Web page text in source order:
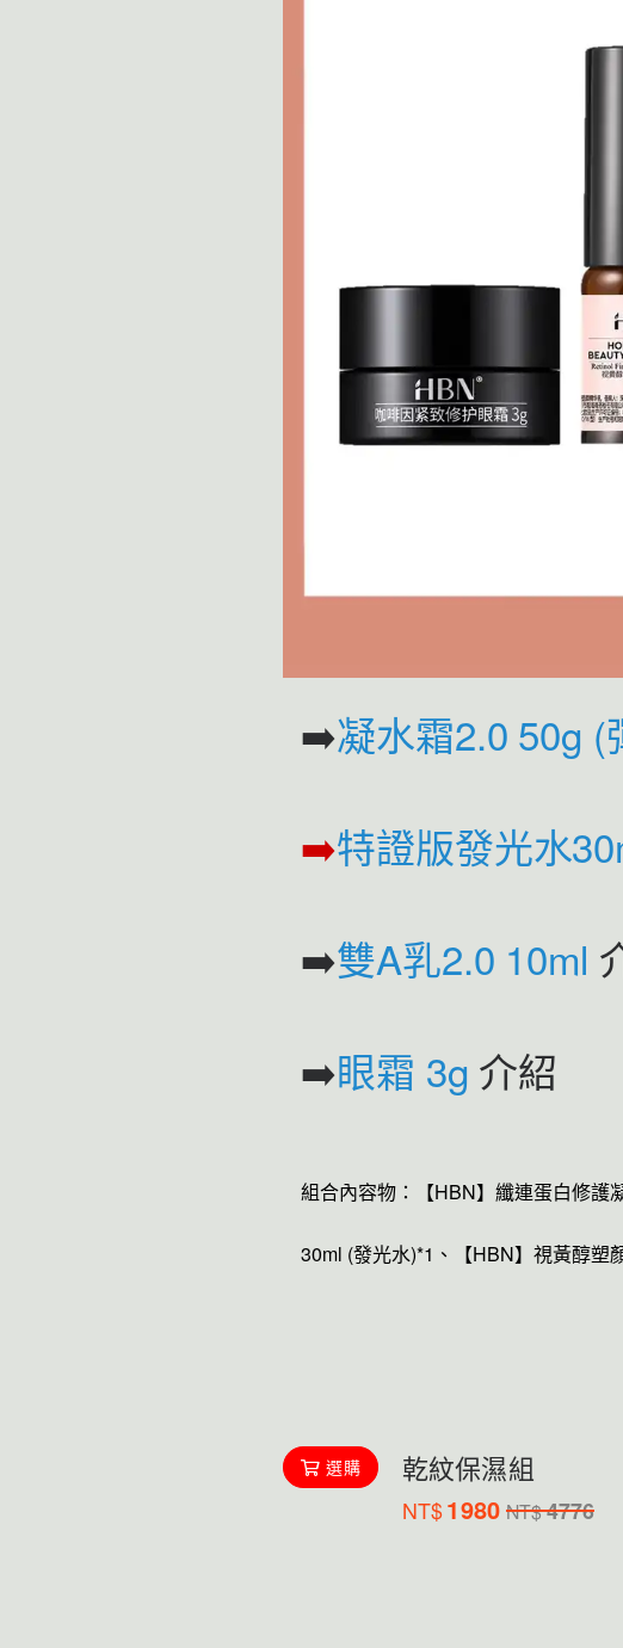
➡️凝水霜2.0 50g (
➡️特證版發光水
➡️雙A乳2.0 10ml
➡️眼霜 3g 介紹
組合內容物： 【HBN】 纖連蛋白修護
30ml (發光水)*1、 【HBN】視黃醇塑
乾紋保濕組
NT$1980 NT$4776
選購